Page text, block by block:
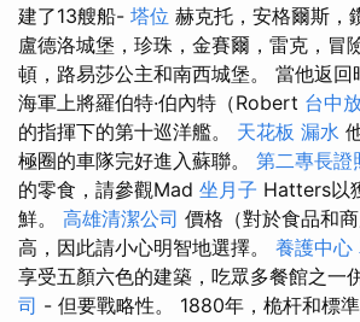
建了13艘船- 塔位 赫克托，安格爾斯，
盧德洛城堡，珍珠，金賽爾，雷克，冒
頓，路易莎公主和南西城堡。 當他返回
海軍上將羅伯特·伯內特（Robert 台中
的指揮下的第十巡洋艦。 天花板 漏水
極圈的車隊完好進入蘇聯。 第二專長證
的零食，請參觀Mad 坐月子 Hatters以
鮮。 高雄清潔公司 價格（對於食品和
高，因此請小心明智地選擇。 養護中心
享受五顏六色的建築，吃眾多餐館之一
司 - 但要戰略性。 1880年，桅杆和標